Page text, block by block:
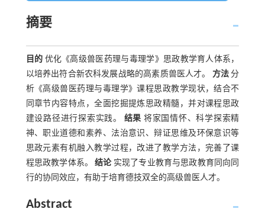
摘要
目的 优化《高级兽医药理与毒理学》思政教学育人体系，
以培养出符合新农科发展战略的高素质兽医人才。 方法 分
析《高级兽医药理与毒理学》课程思政教学现状，结合不
同章节内容特点，全面挖掘提炼思政精髓，并对课程思政
建设路径进行探索实践。 结果 将家国情怀、科学探索精
神、职业道德和素养、法治意识、辩证思维及环保意识等
思政元素有机融入教学过程，改进了教学方法，完善了课
程思政教学体系。结论实现了专业教育与思政教育同向同
行的协同效应，有助于培育德技双全的高级兽医人才。
Abstract